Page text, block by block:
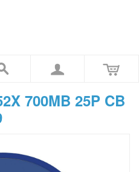
700MB 25P CB